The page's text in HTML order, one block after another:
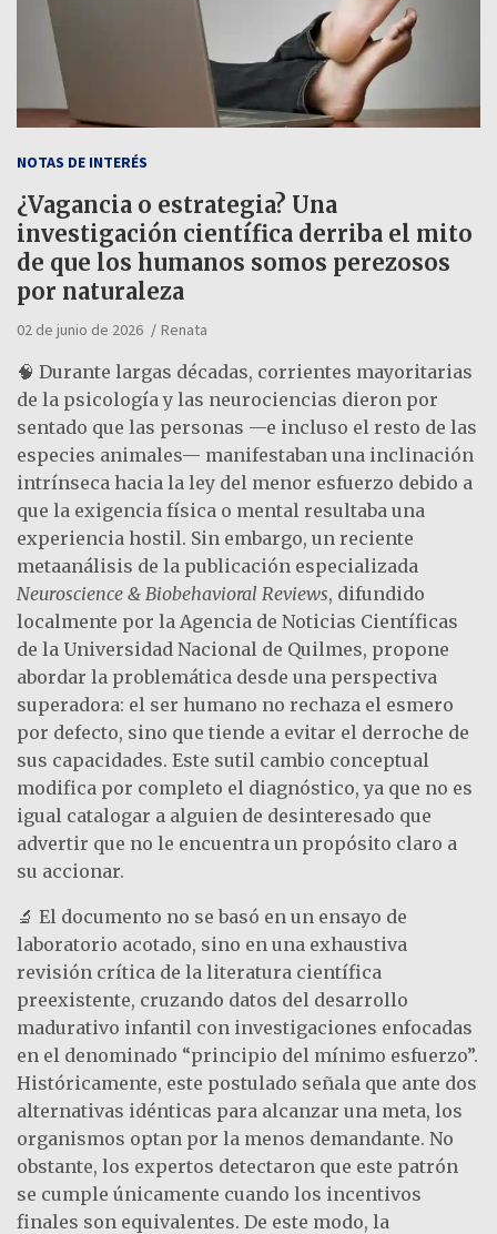
NOTAS DE INTERÉS
¿Vagancia o estrategia? Una
investigación científica derriba el mito
de que los humanos somos perezosos
por naturaleza
02 de junio de 2026 Renata
🧠 Durante largas décadas, corrientes mayoritarias
de la psicología y las neurociencias dieron por
sentado que las personas —e incluso el resto de las
especies animales— manifestaban una inclinación
intrínseca hacia la ley del menor esfuerzo debido a
que la exigencia física o mental resultaba una
experiencia hostil. Sin embargo, un reciente
metaanálisis de la publicación especializada
Neuroscience & Biobehavioral Reviews, difundido
localmente por la Agencia de Noticias Científicas
de la Universidad Nacional de Quilmes, propone
abordar la problemática desde una perspectiva
superadora: el ser humano no rechaza el esmero
por defecto, sino que tiende a evitar el derroche de
sus capacidades. Este sutil cambio conceptual
modifica por completo el diagnóstico, ya que no es
igual catalogar a alguien de desinteresado que
advertir que no le encuentra un propósito claro a
su accionar.
🔬 El documento no se basó en un ensayo de
laboratorio acotado, sino en una exhaustiva
revisión crítica de la literatura científica
preexistente, cruzando datos del desarrollo
madurativo infantil con investigaciones enfocadas
en el denominado “principio del mínimo esfuerzo”.
Históricamente, este postulado señala que ante dos
alternativas idénticas para alcanzar una meta, los
organismos optan por la menos demandante. No
obstante, los expertos detectaron que este patrón
se cumple únicamente cuando los incentivos
finales son equivalentes. De este modo, la